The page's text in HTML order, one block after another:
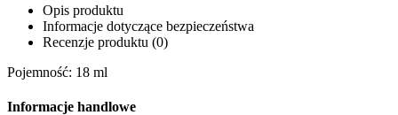
Opis produktu
Informacje dotyczące bezpieczeństwa
Recenzje produktu (0)
Pojemność: 18 ml
Informacje handlowe